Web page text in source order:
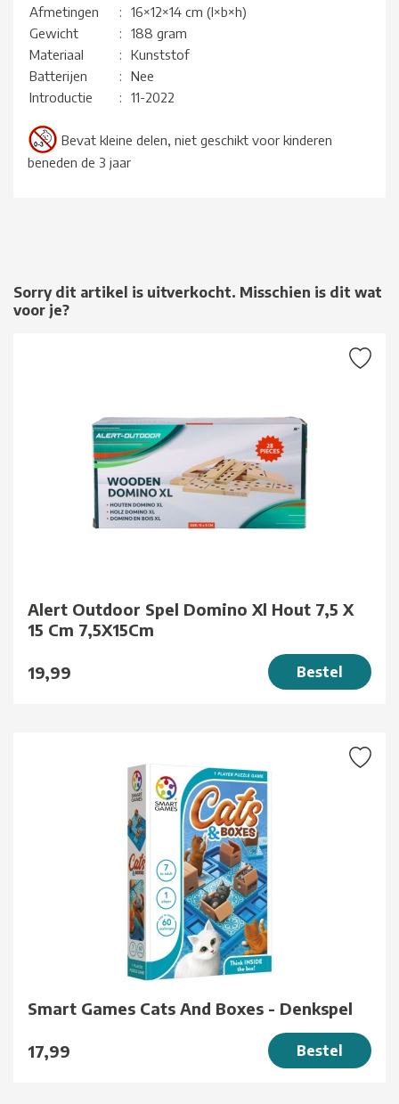
Afmetingen
:
16×12×14 cm (l×b×h)
Gewicht
:
188 gram
Materiaal
:
Kunststof
Batterijen
:
Nee
Introductie
: 11-2022
Bevat kleine delen, niet geschikt voor kinderen
beneden de 3 jaar
Sorry dit artikel is uitverkocht. Misschien is dit wat
voor je?
Alert Outdoor Spel Domino Xl Hout 7,5 X
15 Cm 7,5X15Cm
19,99 Bestel
Smart Games Cats And Boxes - Denkspel
17,99 Bestel